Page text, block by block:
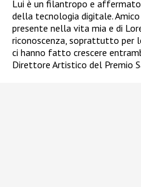
Lui è un filantropo e
della tecnologia digitale.
presente nella vita mia e di
riconoscenza, soprattutto per
ci hanno fatto crescere
Direttore Artistico del Premio